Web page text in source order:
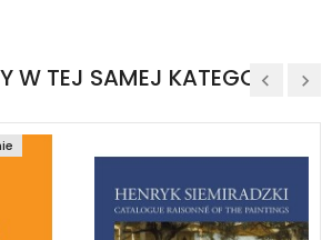
W TEJ SAMEJ KATEGORII